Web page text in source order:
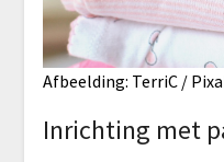
Afbeelding: TerriC /
Inrichting met